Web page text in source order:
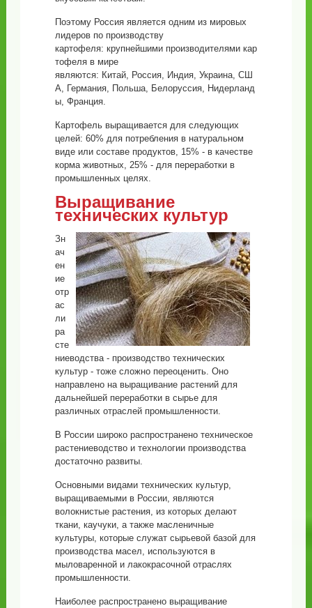
Поэтому Россия является одним из мировых
лидеров по производству
картофеля: крупнейшими производителями кар
тофеля в мире
являются: Китай, Россия, Индия, Украина, СШ
А, Германия, Польша, Белоруссия, Нидерланд
ы, Франция.
Картофель выращивается для следующих
целей: 60% для потребления в натуральном
виде или составе продуктов, 15% - в качестве
корма животных, 25% - для переработки в
промышленных целях.
Выращивание
технических культур
Зн
ач
ен
ие
отр
ас
ли
ра
сте
ниеводства - производство технических
культур - тоже сложно переоценить. Оно
направлено на выращивание растений для
дальнейшей переработки в сырье для
различных отраслей промышленности.
В России широко распространено техническое
растениеводство и технологии производства
достаточно развиты.
Основными видами технических культур,
выращиваемыми в России, являются
волокнистые растения, из которых делают
ткани, каучуки, а также масленичные
культуры, которые служат сырьевой базой для
производства масел, используются в
мыловаренной и лакокрасочной отраслях
промышленности.
Наиболее распространено выращивание